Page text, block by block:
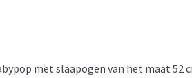
met slaapogen van het maat 52